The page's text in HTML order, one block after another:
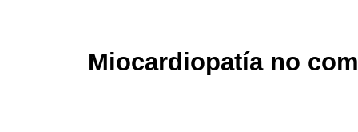
Miocardiopatía no